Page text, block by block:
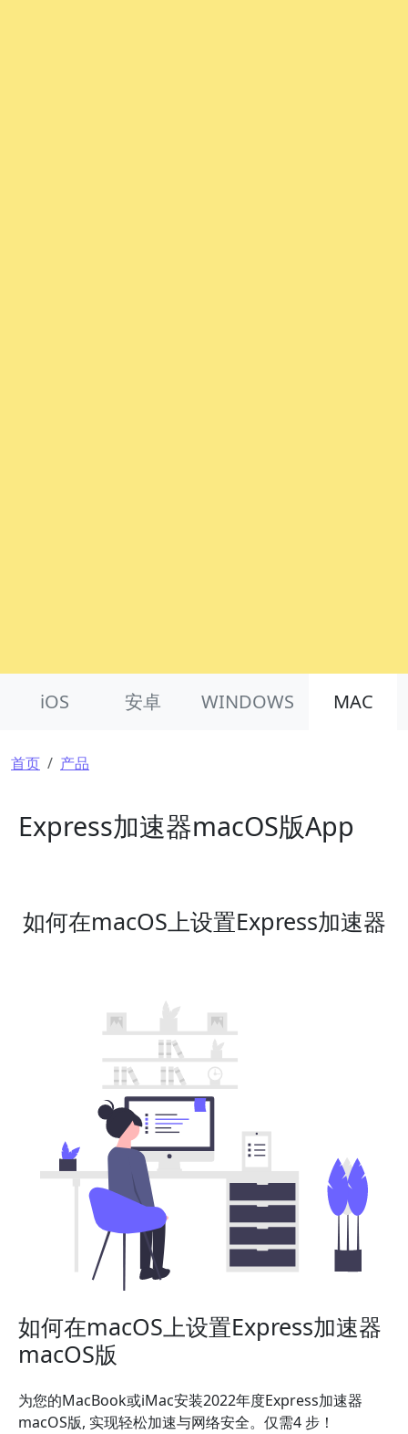
iOS 安卓 WINDOWS MAC
面包屑
首页 产品
Express加速器macOS版App
如何在macOS上设置Express加速器
如何在macOS上设置Express加速器
macOS版
为您的MacBook或iMac安装2022年度Express加速器
macOS版, 实现轻松加速与网络安全。仅需4 步！